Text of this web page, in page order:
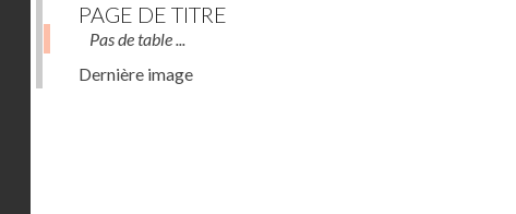
PAGE DE TITRE
Pas de table ...
Dernière image